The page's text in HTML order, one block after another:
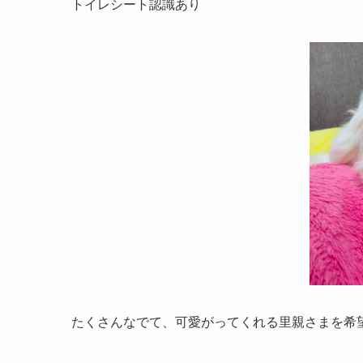
トイレシート認識あり
たくさんなでて、可愛がってくれる里親さまを希